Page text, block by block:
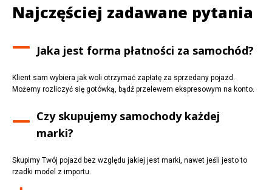
Najczęściej zadawane pytania
Jaka jest forma płatności za samochód?
Klient sam wybiera jak woli otrzymać zapłatę za sprzedany pojazd.
Możemy rozliczyć się gotówką, bądź przelewem ekspresowym na konto.
Czy skupujemy samochody każdej
marki?
Skupimy Twój pojazd bez względu jakiej jest marki, nawet jeśli jesto to
rzadki model z importu.